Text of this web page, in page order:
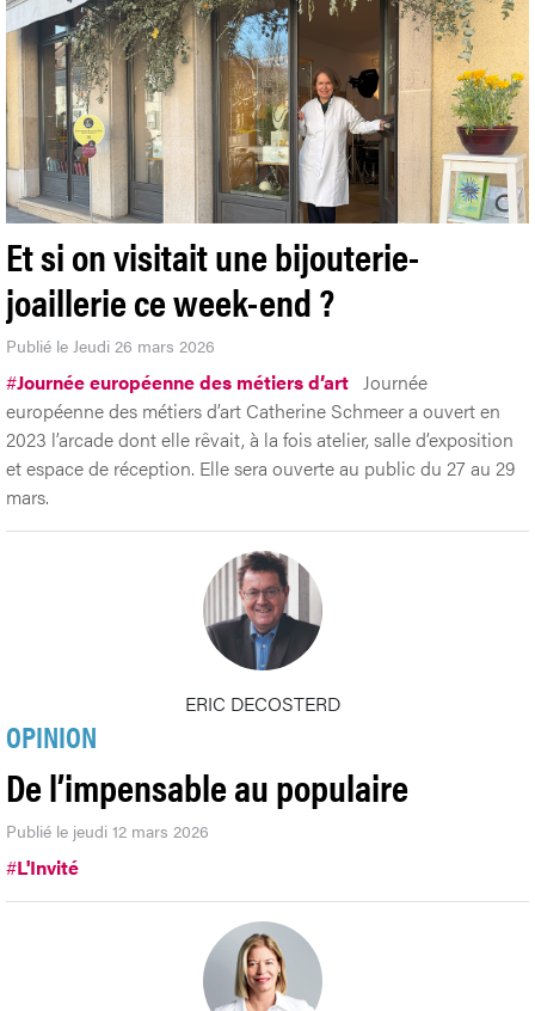
Et si on visitait une bijouterie-
joaillerie ce week-end ?
Publié le Jeudi 26 mars 2026
#Journée européenne des métiers d’art Journée
européenne des métiers d’art Catherine Schmeer a ouvert en
2023 l’arcade dont elle rêvait, à la fois atelier, salle d’exposition
et espace de réception. Elle sera ouverte au public du 27 au 29
mars.
ERIC DECOSTERD
OPINION
De l’impensable au populaire
Publié le jeudi 12 mars 2026
#L'Invité